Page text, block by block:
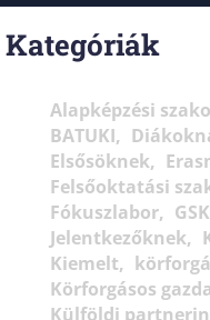
Kategóriák
Alapképzési
BATUKI
Elsősöknek
Felsőoktatási
Fókuszlabor
Jelentkezőknek
Kiemelt
Körforgásos
Külföldi